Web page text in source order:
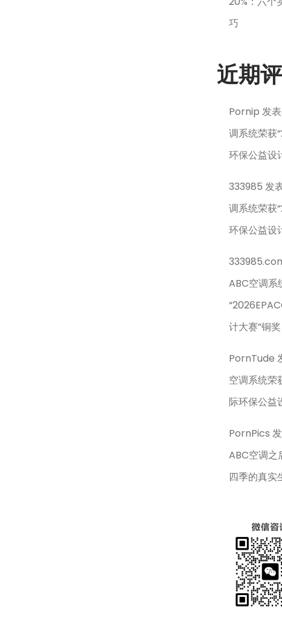
巧
近期
Pornip 发
调系统荣获
环保公益设
333985 发
调系统荣获
环保公益设
ABC空调系
计大赛”铜奖
PornTude
空调系统荣
际环保公益
PornPics
ABC空调之
四季的真实